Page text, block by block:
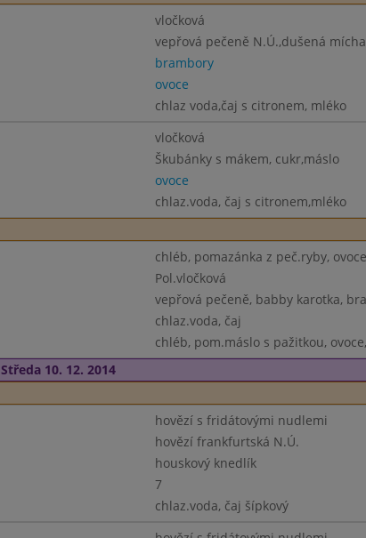
vločková
vepřová pečeně N.Ú.,dušená
brambory
ovoce
chlaz voda,čaj s citronem, mléko
vločková
Škubánky s mákem, cukr,máslo
ovoce
chlaz.voda, čaj s citronem,mléko
chléb, pomazánka z peč.ryby,
Pol.vločková
vepřová pečeně, babby karotka,
chlaz.voda, čaj
chléb, pom.máslo s pažitkou,
Středa 10. 12. 2014
hovězí s fridátovými nudlemi
hovězí frankfurtská N.Ú.
houskový knedlík
7
chlaz.voda, čaj šípkový